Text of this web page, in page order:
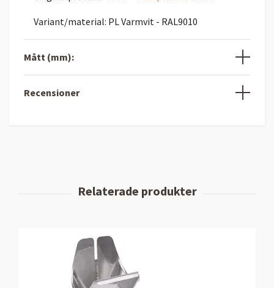
Variant/material: PL Varmvit - RAL9010
Mått (mm):
Recensioner